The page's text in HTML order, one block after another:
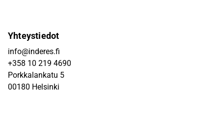
Yhteystiedot
info@inderes.fi
+358 10 219 4690
Porkkalankatu 5
00180 Helsinki